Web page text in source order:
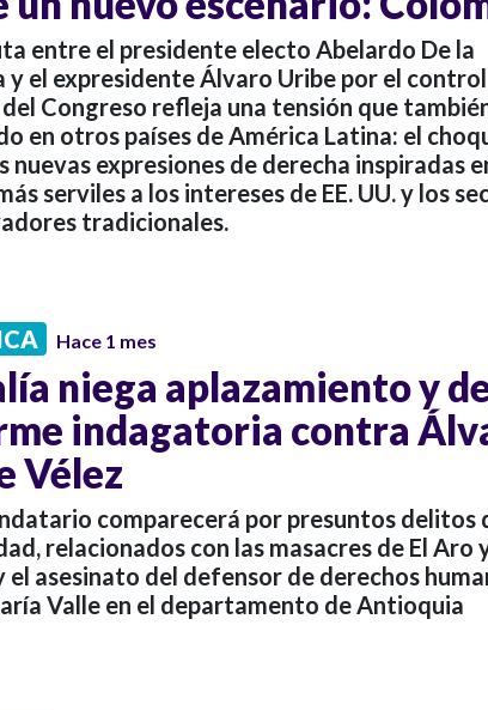
entre el presidente electo Abelardo De la
y el expresidente Álvaro Uribe por el control
Congreso refleja una tensión que
en otros países de América Latina: el
nuevas expresiones de derecha inspiradas
serviles a los intereses de EE. UU. y los
tradicionales.
Hace 1 mes
niega aplazamiento y
indagatoria contra
Vélez
comparecerá por presuntos delitos
relacionados con las masacres de El Aro
el asesinato del defensor de derechos
Valle en el departamento de Antioquia